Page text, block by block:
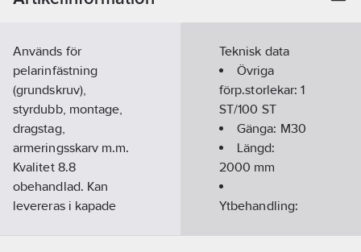
Används för
pelarinfästning
(grundskruv),
styrdubb, montage,
dragstag,
armeringsskarv m.m.
Kvalitet 8.8
obehandlad. Kan
levereras i kapade
Teknisk data
Övriga
förp.storlekar:1
ST/100 ST
Gänga: M30
Längd:
2000 mm
Ytbehandling: